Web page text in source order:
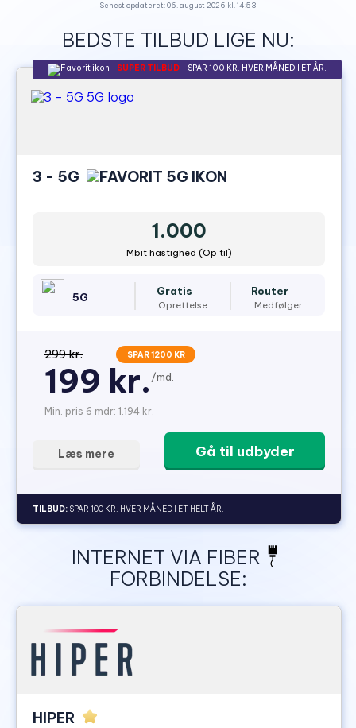
Senest opdateret: 06. august 2026 kl. 14:53
BEDSTE TILBUD LIGE NU:
SUPER TILBUD - SPAR 100 KR. HVER MÅNED I ET ÅR.
3 - 5G
1.000
Mbit hastighed (Op til)
5G Gratis
Oprettelse
Router
Medfølger
299 kr. SPAR 1200 KR
199 kr. /md.
Min. pris 6 mdr: 1.194 kr.
Gå til udbyder
Læs mere
TILBUD: SPAR 100 KR. HVER MÅNED I ET HELT ÅR.
INTERNET VIA FIBER
FORBINDELSE:
HIPER